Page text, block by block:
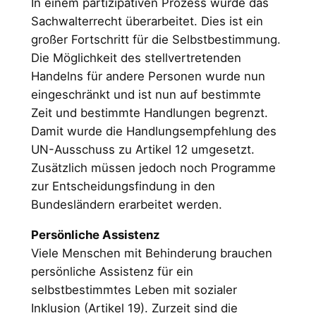
Sachwalterrecht überarbeitet. Dies ist ein
großer Fortschritt für die Selbstbestimmung.
Die Möglichkeit des stellvertretenden
Handelns für andere Personen wurde nun
eingeschränkt und ist nun auf bestimmte
Zeit und bestimmte Handlungen begrenzt.
Damit wurde die Handlungsempfehlung des
UN-Ausschuss zu Artikel 12 umgesetzt.
Zusätzlich müssen jedoch noch Programme
zur Entscheidungsfindung in den
Bundesländern erarbeitet werden.
Persönliche Assistenz
Viele Menschen mit Behinderung brauchen
persönliche Assistenz für ein
selbstbestimmtes Leben mit sozialer
Inklusion (Artikel 19). Zurzeit sind die